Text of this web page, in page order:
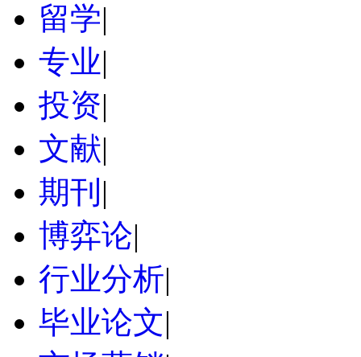
留学|
专业|
投资|
文献|
期刊 |
博弈论|
行业分析|
毕业论文|